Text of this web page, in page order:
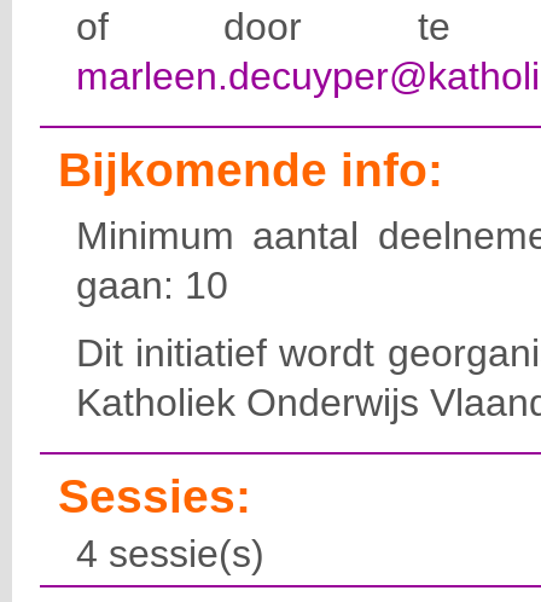
of door te e-
Bijkomende info:
Minimum aantal
gaan: 10
Dit initiatief wordt
Katholiek Onderwijs
Sessies:
4 sessie(s)